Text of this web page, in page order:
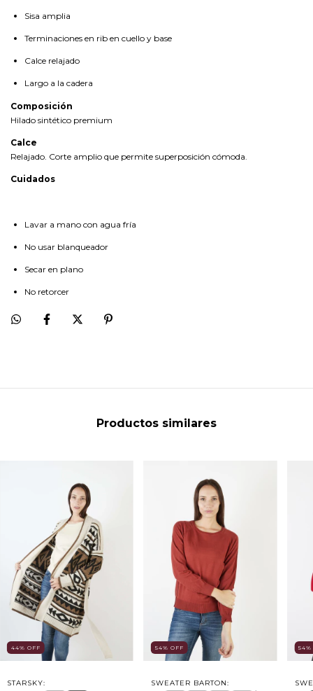
Sisa amplia
Terminaciones en rib en cuello y base
Calce relajado
Largo a la cadera
Composición
Hilado sintético premium
Calce
Relajado. Corte amplio que permite superposición cómoda.
Cuidados
Lavar a mano con agua fría
No usar blanqueador
Secar en plano
No retorcer
Productos similares
44% OFF
STARSKY:
54% OFF
SWEATER BARTON:
54